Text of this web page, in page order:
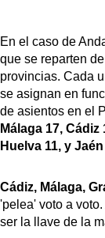
En el caso de
que se reparten
provincias. Cada
se asignan en
de asientos en el
Málaga 17,
Huelva 11, y Jaén
Cádiz, Málaga,
'pelea' voto a
ser la llave de la